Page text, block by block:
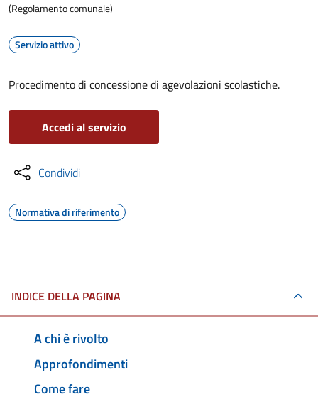
(Regolamento comunale)
Servizio attivo
Procedimento di concessione di agevolazioni scolastiche.
Accedi al servizio
Condividi
Normativa di riferimento
INDICE DELLA PAGINA
A chi è rivolto
Approfondimenti
Come fare